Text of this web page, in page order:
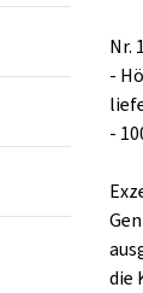
Nr.
-
-
die